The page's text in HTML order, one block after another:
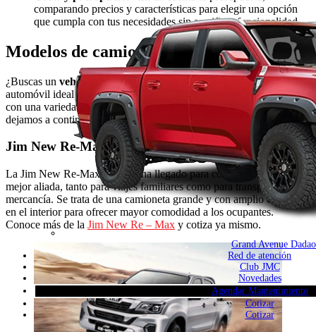
Grand Avenue Dadao
Red de atención
Club JMC
Novedades
Agendar Mantenimiento
Cotizar
Cotizar
comparando precios y características para elegir una opción
que cumpla con tus necesidades sin sacrificar funcionalidad.
Modelos de camionetas JMC
¿Buscas un vehículo pick up? EnJMC
podrás encontrar el
automóvil ideal que se acomoda a tu estilo de vida, ya que cuenta
con una variedad de modelos de camionetas, las cuales te las
dejamos a continuación:
Jim New Re-Max
La Jim New Re-Max de JMC ha llegado para convertirse en tu
mejor aliada, tanto para viajes familiares como para transporte de
mercancía. Se trata de una camioneta grande y con amplio espacio
en el interior para ofrecer mayor comodidad a los ocupantes.
Conoce más de la Jim New Re – Max y cotiza ya mismo.